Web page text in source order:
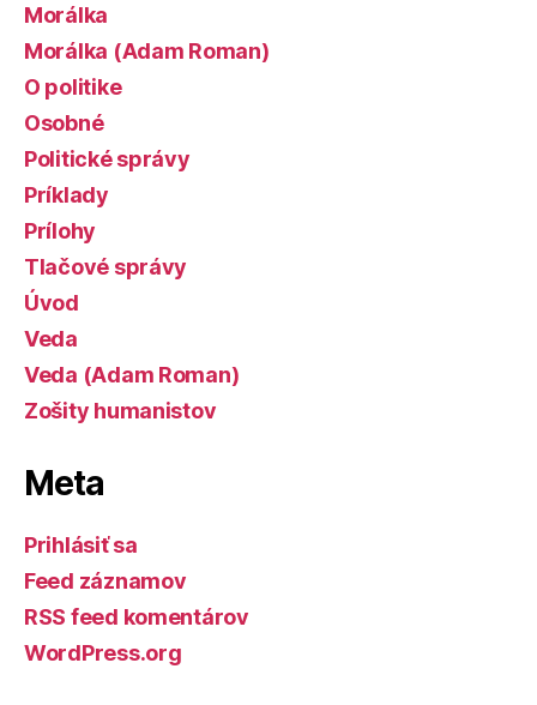
Morálka
Morálka (Adam Roman)
O politike
Osobné
Politické správy
Príklady
Prílohy
Tlačové správy
Úvod
Veda
Veda (Adam Roman)
Zošity humanistov
Meta
Prihlásiť sa
Feed záznamov
RSS feed komentárov
WordPress.org